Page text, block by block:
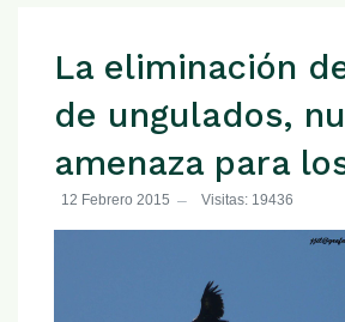
La eliminación
de ungulados,
amenaza para
12 Febrero 2015 Visitas: 19436